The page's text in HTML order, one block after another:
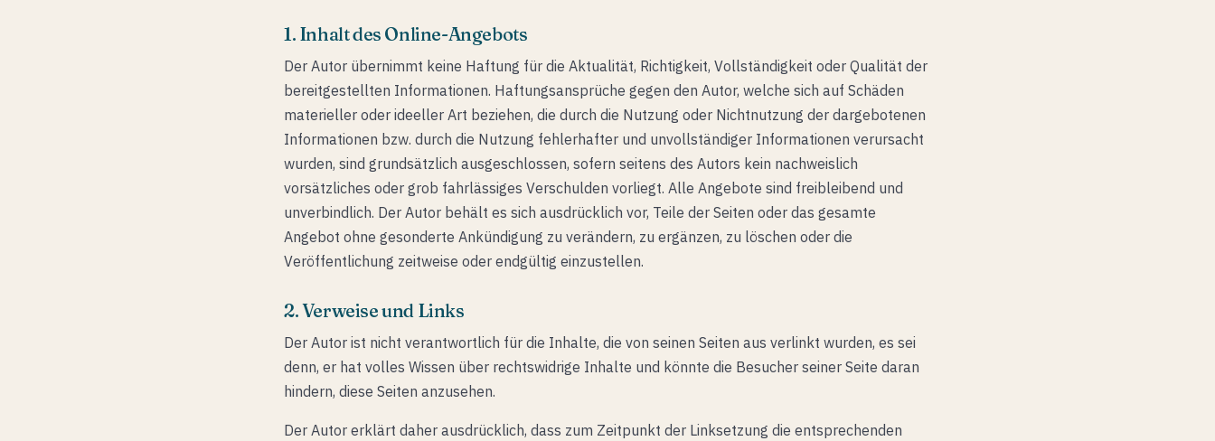
1. Inhalt des Online-Angebots
Der Autor übernimmt keine Haftung für die Aktualität, Richtigkeit, Vollständigkeit oder Qualität der
bereitgestellten Informationen. Haftungsansprüche gegen den Autor, welche sich auf Schäden
materieller oder ideeller Art beziehen, die durch die Nutzung oder Nichtnutzung der dargebotenen
Informationen bzw. durch die Nutzung fehlerhafter und unvollständiger Informationen verursacht
wurden, sind grundsätzlich ausgeschlossen, sofern seitens des Autors kein nachweislich
vorsätzliches oder grob fahrlässiges Verschulden vorliegt. Alle Angebote sind freibleibend und
unverbindlich. Der Autor behält es sich ausdrücklich vor, Teile der Seiten oder das gesamte
Angebot ohne gesonderte Ankündigung zu verändern, zu ergänzen, zu löschen oder die
Veröffentlichung zeitweise oder endgültig einzustellen.
2. Verweise und Links
Der Autor ist nicht verantwortlich für die Inhalte, die von seinen Seiten aus verlinkt wurden, es sei
denn, er hat volles Wissen über rechtswidrige Inhalte und könnte die Besucher seiner Seite daran
hindern, diese Seiten anzusehen.
Der Autor erklärt daher ausdrücklich, dass zum Zeitpunkt der Linksetzung die entsprechenden